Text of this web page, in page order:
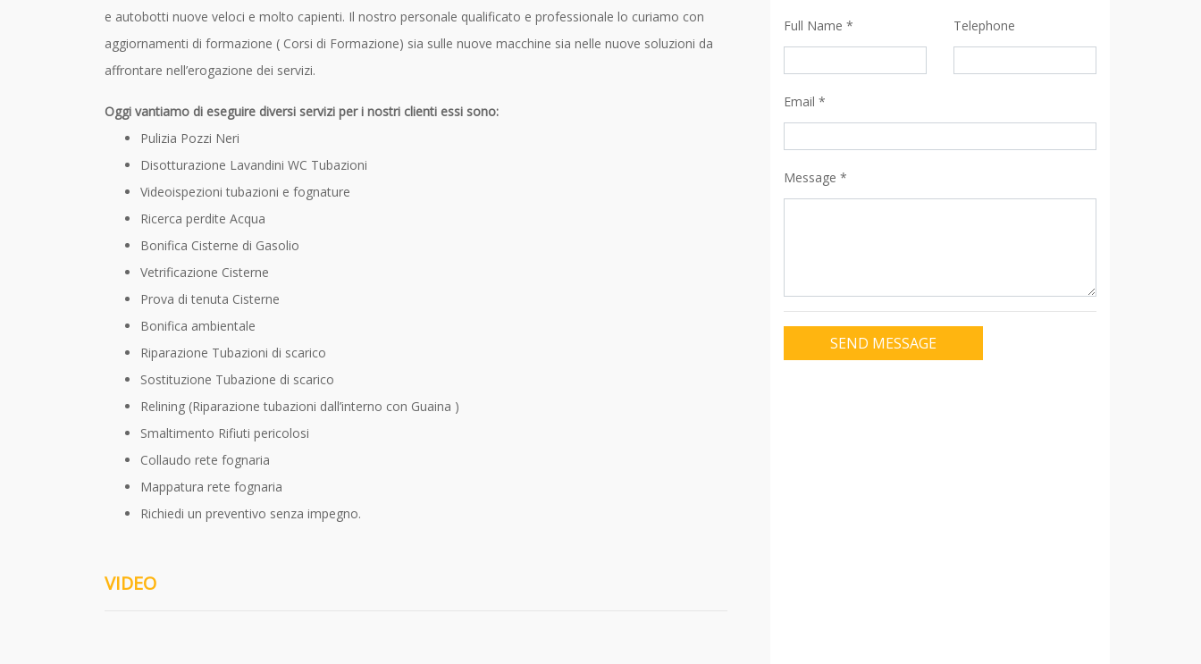
e autobotti nuove veloci e molto capienti. Il nostro personale qualificato e professionale lo curiamo con
aggiornamenti di formazione ( Corsi di Formazione) sia sulle nuove macchine sia nelle nuove soluzioni da
affrontare nell’erogazione dei servizi.
Oggi vantiamo di eseguire diversi servizi per i nostri clienti essi sono:
Pulizia Pozzi Neri
Disotturazione Lavandini WC Tubazioni
Videoispezioni tubazioni e fognature
Ricerca perdite Acqua
Bonifica Cisterne di Gasolio
Vetrificazione Cisterne
Prova di tenuta Cisterne
Bonifica ambientale
Riparazione Tubazioni di scarico
Sostituzione Tubazione di scarico
Relining (Riparazione tubazioni dall’interno con Guaina )
Smaltimento Rifiuti pericolosi
Collaudo rete fognaria
Mappatura rete fognaria
Richiedi un preventivo senza impegno.
VIDEO
Full Name * Telephone
Email *
Message *
SEND MESSAGE